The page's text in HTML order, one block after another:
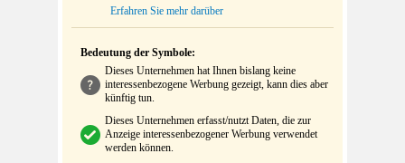
Erfahren Sie mehr darüber
Bedeutung der Symbole:
Dieses Unternehmen hat Ihnen bislang keine
interessenbezogene Werbung gezeigt, kann dies aber
künftig tun.
Dieses Unternehmen erfasst/nutzt Daten, die zur
Anzeige interessenbezogener Werbung verwendet
werden können.